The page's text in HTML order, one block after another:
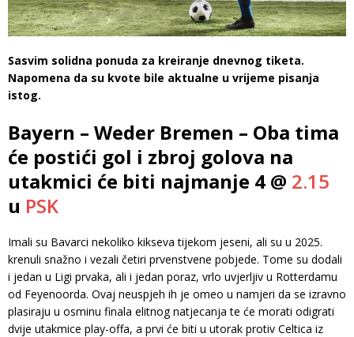
Sasvim solidna ponuda za kreiranje dnevnog tiketa.
Napomena da su kvote bile aktualne u vrijeme pisanja
istog.
Bayern – Weder Bremen – Oba tima
će postići gol i zbroj golova na
utakmici će biti najmanje 4 @ 2.15
u PSK
Imali su Bavarci nekoliko kikseva tijekom jeseni, ali su u 2025.
krenuli snažno i vezali četiri prvenstvene pobjede. Tome su dodali
i jedan u Ligi prvaka, ali i jedan poraz, vrlo uvjerljiv u Rotterdamu
od Feyenoorda. Ovaj neuspjeh ih je omeo u namjeri da se izravno
plasiraju u osminu finala elitnog natjecanja te će morati odigrati
dvije utakmice play-offa, a prvi će biti u utorak protiv Celtica iz